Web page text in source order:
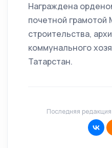
Награждена
почетной грамотой
строительства,
коммунального
Татарстан.
Последняя